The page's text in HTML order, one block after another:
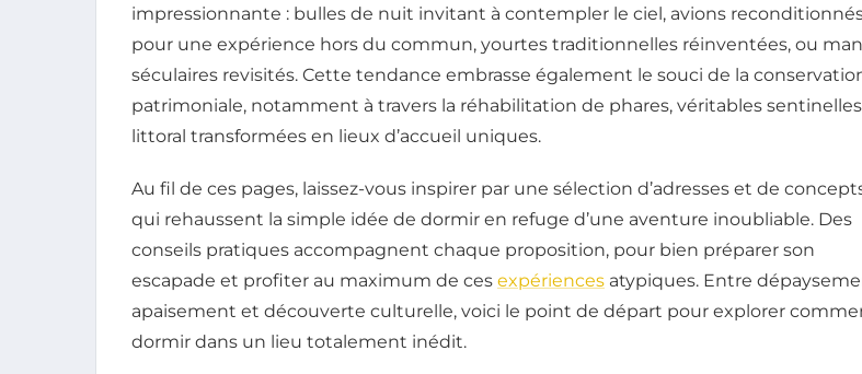
impressionnante : bulles de nuit invitant à contempler le ciel, avions
pour une expérience hors du commun, yourtes traditionnelles réinventées, ou
séculaires revisités. Cette tendance embrasse également le souci de la
patrimoniale, notamment à travers la réhabilitation de phares, véritables
littoral transformées en lieux d’accueil uniques.
Au fil de ces pages, laissez-vous inspirer par une sélection d’adresses et de
qui rehaussent la simple idée de dormir en refuge d’une aventure inoubliable. Des
conseils pratiques accompagnent chaque proposition, pour bien préparer son
escapade et profiter au maximum de ces expériences atypiques. Entre
apaisement et découverte culturelle, voici le point de départ pour explorer
dormir dans un lieu totalement inédit.